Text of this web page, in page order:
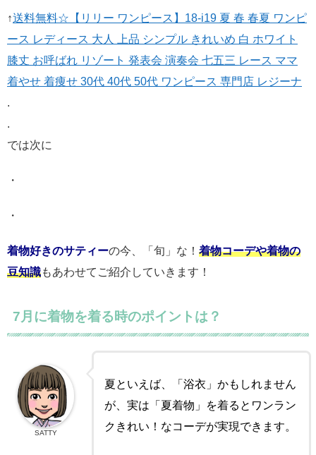
↑送料無料☆【リリー ワンピース】18-i19 夏 春 春夏 ワンピ
ース レディース 大人 上品 シンプル きれいめ 白 ホワイト
膝丈 お呼ばれ リゾート 発表会 演奏会 七五三 レース ママ
着やせ 着痩せ 30代 40代 50代 ワンピース 専門店 レジーナ
.
.
では次に
・
・
着物好きのサティーの今、「旬」な！ 着物コーデや着物の
豆知識もあわせてご紹介していきます！
7月に着物を着る時のポイントは？
夏といえば、「浴衣」かもしれません
が、実は「夏着物」を着るとワンラン
クきれい！なコーデが実現できます。
SATTY